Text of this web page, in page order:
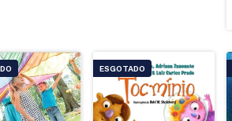
ESGOTADO